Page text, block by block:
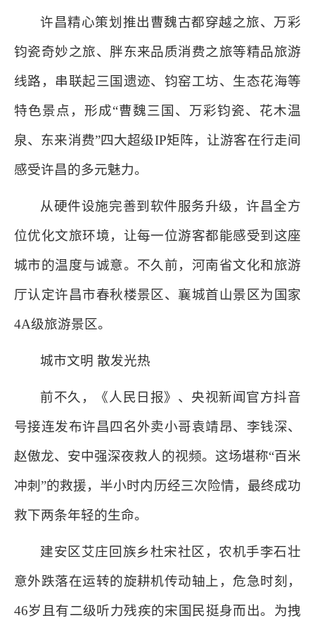
许昌精心策划推出曹魏古都穿越之旅、万彩
钧瓷奇妙之旅、胖东来品质消费之旅等精品旅游
线路，串联起三国遗迹、钧窑工坊、生态花海等
特色景点，形成“曹魏三国、万彩钧瓷、花木温
泉、东来消费”四大超级IP矩阵，让游客在行走间
感受许昌的多元魅力。
从硬件设施完善到软件服务升级，许昌全方
位优化文旅环境，让每一位游客都能感受到这座
城市的温度与诚意。不久前，河南省文化和旅游
厅认定许昌市春秋楼景区、襄城首山景区为国家
4A级旅游景区。
城市文明 散发光热
前不久，《人民日报》、央视新闻官方抖音
号接连发布许昌四名外卖小哥袁靖昂、李钱深、
赵傲龙、安中强深夜救人的视频。这场堪称“百米
冲刺”的救援，半小时内历经三次险情，最终成功
救下两条年轻的生命。
建安区艾庄回族乡杜宋社区，农机手李石壮
意外跌落在运转的旋耕机传动轴上，危急时刻，
46岁且有二级听力残疾的宋国民挺身而出。为拽